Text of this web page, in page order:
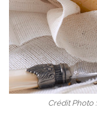
Crédit Photo